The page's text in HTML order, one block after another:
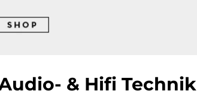
& Hifi Technik